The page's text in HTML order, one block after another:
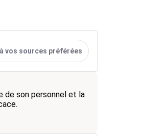
vos sources préférées
de son personnel et la